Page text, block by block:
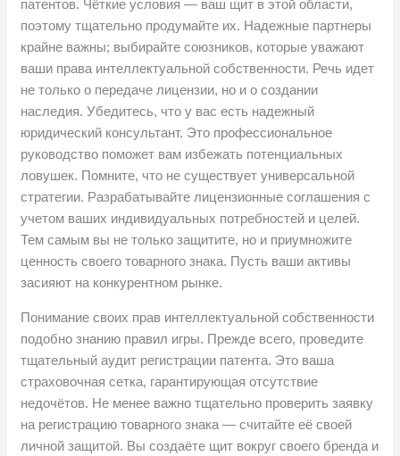
патентов. Чёткие условия — ваш щит в этой области,
поэтому тщательно продумайте их. Надежные партнеры
крайне важны; выбирайте союзников, которые уважают
ваши права интеллектуальной собственности. Речь идет
не только о передаче лицензии, но и о создании
наследия. Убедитесь, что у вас есть надежный
юридический консультант. Это профессиональное
руководство поможет вам избежать потенциальных
ловушек. Помните, что не существует универсальной
стратегии. Разрабатывайте лицензионные соглашения с
учетом ваших индивидуальных потребностей и целей.
Тем самым вы не только защитите, но и приумножите
ценность своего товарного знака. Пусть ваши активы
засияют на конкурентном рынке.
Понимание своих прав интеллектуальной собственности
подобно знанию правил игры. Прежде всего, проведите
тщательный аудит регистрации патента. Это ваша
страховочная сетка, гарантирующая отсутствие
недочётов. Не менее важно тщательно проверить заявку
на регистрацию товарного знака — считайте её своей
личной защитой. Вы создаёте щит вокруг своего бренда и